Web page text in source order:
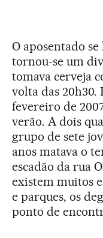
O aposentado
tornou-se um
tomava cerveja
volta das 20h30.
fevereiro de
verão. A dois
grupo de sete
anos matava o
escadão da rua
existem muitos
e parques, os
ponto de